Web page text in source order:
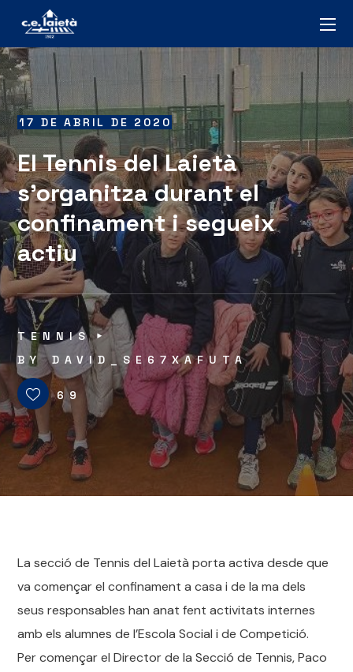
17 DE ABRIL DE 2020
El Tennis del Laietà
s’organitza durant el
confinament i segueix
actiu
TENNIS
BYDAVID_SE67XAFUTA
69
La secció de Tennis del Laietà porta activa desde que
va començar el confinament a casa i de la ma dels
seus responsables han anat fent activitats internes
amb els alumnes de l’Escola Social i de Competició.
Per començar el Director de la Secció de Tennis, Paco